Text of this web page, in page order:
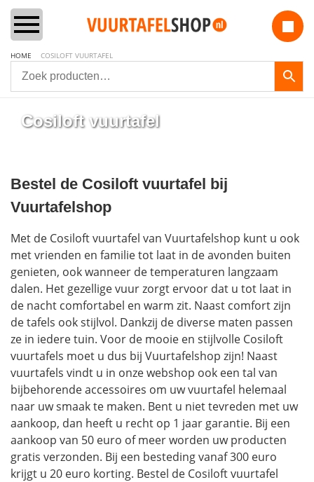
Aanbiedingen Sets
Lounge & Dining
Inbouwbranders
Vuurzuilen
Houtkachels
Accessoires
Contact
HOME COSILOFT VUURTAFEL
Cosiloft vuurtafel
Bestel de Cosiloft vuurtafel bij
Vuurtafelshop
Met de Cosiloft vuurtafel van Vuurtafelshop kunt u ook
met vrienden en familie tot laat in de avonden buiten
genieten, ook wanneer de temperaturen langzaam
dalen. Het gezellige vuur zorgt ervoor dat u tot laat in
de nacht comfortabel en warm zit. Naast comfort zijn
de tafels ook stijlvol. Dankzij de diverse maten passen
ze in iedere tuin. Voor de mooie en stijlvolle Cosiloft
vuurtafels moet u dus bij Vuurtafelshop zijn! Naast
vuurtafels vindt u in onze webshop ook een tal van
bijbehorende accessoires om uw vuurtafel helemaal
naar uw smaak te maken. Bent u niet tevreden met uw
aankoop, dan heeft u recht op 1 jaar garantie. Bij een
aankoop van 50 euro of meer worden uw producten
gratis verzonden. Bij een besteding vanaf 300 euro
krijgt u 20 euro korting. Bestel de Cosiloft vuurtafel